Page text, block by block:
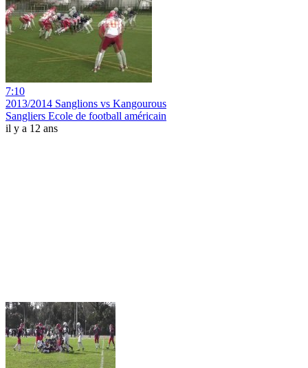
7:10
2013/2014 Sanglions vs Kangourous
Sangliers Ecole de football américain
il y a 12 ans